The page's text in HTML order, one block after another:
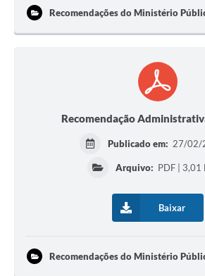
Recomendações do Ministério
Recomendação
Publicado em: 27/02/
Arquivo: PDF | 3,01
Baixar
Recomendações do Ministério